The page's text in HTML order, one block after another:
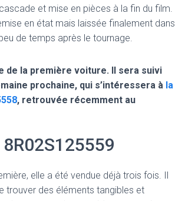
et mise en pièces à la fin du film.
en état mais laissée finalement dans
de temps après le tournage.
de la première voiture. Il sera suivi
prochaine, qui s’intéressera à la
, retrouvée récemment au
elle a été vendue déjà trois fois. Il
trouver des éléments tangibles et